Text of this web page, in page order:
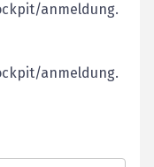
anmeldung.
anmeldung.